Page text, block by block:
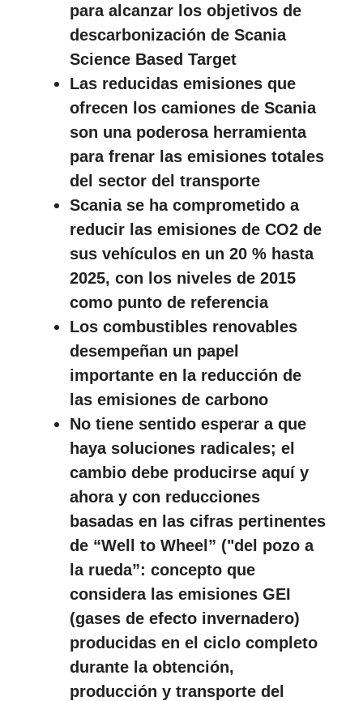
para alcanzar los objetivos de
descarbonización de Scania
Science Based Target
Las reducidas emisiones que
ofrecen los camiones de Scania
son una poderosa herramienta
para frenar las emisiones totales
del sector del transporte
Scania se ha comprometido a
reducir las emisiones de CO2 de
sus vehículos en un 20 % hasta
2025, con los niveles de 2015
como punto de referencia
Los combustibles renovables
desempeñan un papel
importante en la reducción de
las emisiones de carbono
No tiene sentido esperar a que
haya soluciones radicales; el
cambio debe producirse aquí y
ahora y con reducciones
basadas en las cifras pertinentes
de “Well to Wheel” ("del pozo a
la rueda”: concepto que
considera las emisiones GEI
(gases de efecto invernadero)
producidas en el ciclo completo
durante la obtención,
producción y transporte del